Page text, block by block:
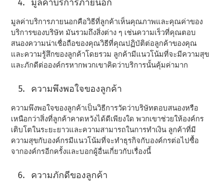
มูลค่าบริการภายนอก
มูลค่าบริการภายนอกคือวิธีที่ลูกค้าเห็นคุณภาพและคุณค่าของ
บริการของบริษัท มันรวมถึงสิ่งต่าง ๆ เช่นความเร็วที่คุณตอบ
สนองความน่าเชื่อถือของคุณวิธีที่คุณปฏิบัติต่อลูกค้าของคุณ
และความรู้สึกของลูกค้าโดยรวม ลูกค้ามีแนวโน้มที่จะมีความสุข
และภักดีต่อองค์กรหากพวกเขาคิดว่าบริการนั้นคุ้มค่ามาก
ความพึงพอใจของลูกค้า
ความพึงพอใจของลูกค้าเป็นวิธีการวัดว่าบริษัทตอบสนองหรือ
เหนือกว่าสิ่งที่ลูกค้าคาดหวังได้ดีเพียงใด พวกเขาช่วยให้องค์กร
เติบโตในระยะยาวและความสามารถในการทําเงิน ลูกค้าที่มี
ความสุขกับองค์กรมีแนวโน้มที่จะทําธุรกิจกับองค์กรต่อไปซื้อ
จากองค์กรอีกครั้งและบอกผู้อื่นเกี่ยวกับเรื่องนี้
ความภักดีของลูกค้า